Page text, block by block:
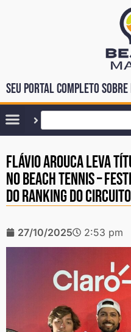
Seu portal completo sobre
Flávio Arouca leva
no Beach Tennis –
do ranking do Circuito
27/10/2025 2:53 pm